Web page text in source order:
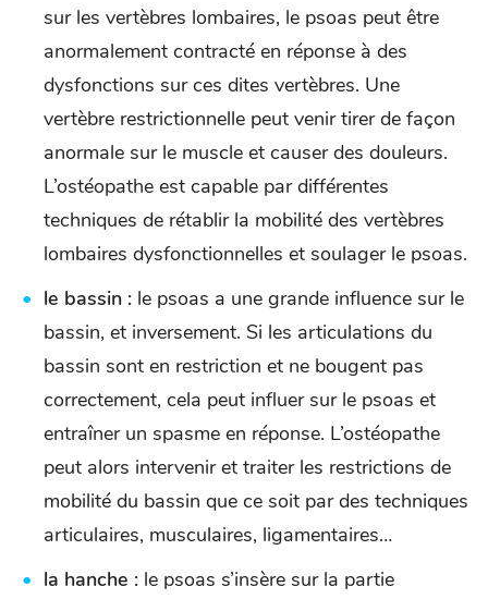
sur les vertèbres lombaires, le psoas peut être
anormalement contracté en réponse à des
dysfonctions sur ces dites vertèbres. Une
vertèbre restrictionnelle peut venir tirer de façon
anormale sur le muscle et causer des douleurs.
L’ostéopathe est capable par différentes
techniques de rétablir la mobilité des vertèbres
lombaires dysfonctionnelles et soulager le psoas.
le bassin : le psoas a une grande influence sur le
bassin, et inversement. Si les articulations du
bassin sont en restriction et ne bougent pas
correctement, cela peut influer sur le psoas et
entraîner un spasme en réponse. L’ostéopathe
peut alors intervenir et traiter les restrictions de
mobilité du bassin que ce soit par des techniques
articulaires, musculaires, ligamentaires…
la hanche : le psoas s’insère sur la partie